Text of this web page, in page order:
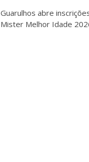
Guarulhos abre
Mister Melhor Idade